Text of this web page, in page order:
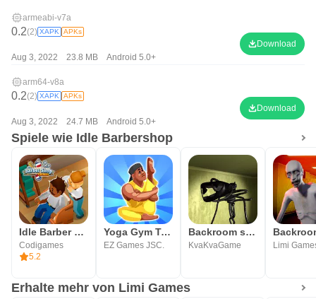
armeabi-v7a
0.2(2) XAPK APKs
Aug 3, 2022 23.8 MB Android 5.0+
Download
arm64-v8a
0.2(2) XAPK APKs
Aug 3, 2022 24.7 MB Android 5.0+
Download
Spiele wie Idle Barbershop
Idle Barber Shop Tycoon – Mana
Codigames
5.2
Yoga Gym Tycoon: Idle Game
EZ Games JSC.
Backroom survival
KvaKvaGame Limi
Erhalte mehr von Limi Games